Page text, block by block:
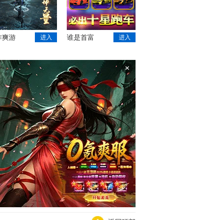
爽游 进入 谁是首富 进入
×